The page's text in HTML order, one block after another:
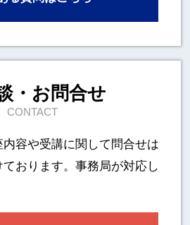
・お問合せ
CONTACT
容や受講に関して 問合せは
おります。事務局が対応し